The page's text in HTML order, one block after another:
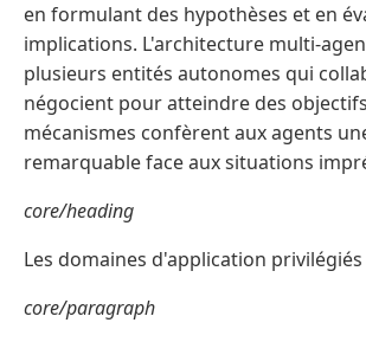
en formulant des hypothèses et en
implications. L'architecture multi-
plusieurs entités autonomes qui
négocient pour atteindre des
mécanismes confèrent aux agents
remarquable face aux situations
core/heading
Les domaines d'application
core/paragraph